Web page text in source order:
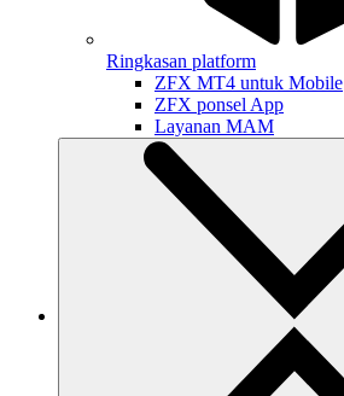
Ringkasan platform
ZFX MT4 untuk Mobile
ZFX ponsel App
Layanan MAM